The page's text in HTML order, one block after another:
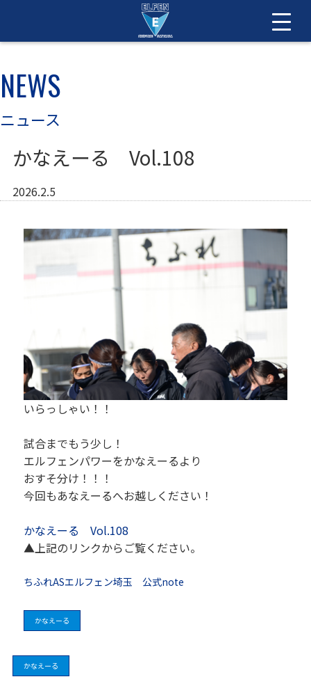
NEWS
ニュース
かなえーる Vol.108
2026.2.5
いらっしゃい！！
試合までもう少し！
エルフェンパワーをかなえーるより
おすそ分け！！！
今回もあなえーるへお越しください！
かなえーる Vol.108
▲上記のリンクからご覧ください。
ちふれASエルフェン埼玉 公式note
かなえーる
かなえーる